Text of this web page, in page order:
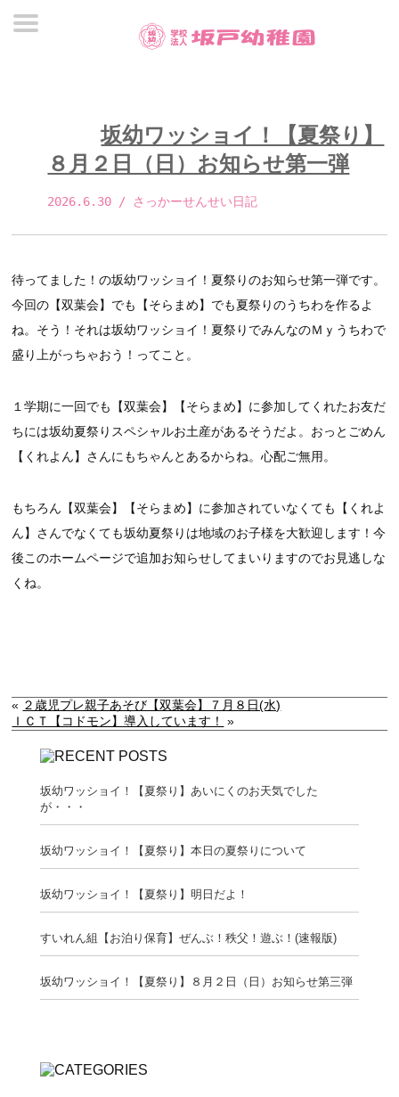
坂幼ワッショイ！【夏祭り】
８月２日（日）お知らせ第一弾
2026.6.30 / さっかーせんせい日記
待ってました！の坂幼ワッショイ！夏祭りのお知らせ第一弾です。
今回の【双葉会】でも【そらまめ】でも夏祭りのうちわを作るよ
ね。そう！それは坂幼ワッショイ！夏祭りでみんなのＭｙうちわで
盛り上がっちゃおう！ってこと。
１学期に一回でも【双葉会】【そらまめ】に参加してくれたお友だ
ちには坂幼夏祭りスペシャルお土産があるそうだよ。おっとごめん
【くれよん】さんにもちゃんとあるからね。心配ご無用。
もちろん【双葉会】【そらまめ】に参加されていなくても【くれよ
ん】さんでなくても坂幼夏祭りは地域のお子様を大歓迎します！今
後このホームページで追加お知らせしてまいりますのでお見逃しな
くね。
« ２歳児プレ親子あそび【双葉会】７月８日(水)
ＩＣＴ【コドモン】導入しています！
»
坂幼ワッショイ！【夏祭り】あいにくのお天気でした
が・・・
坂幼ワッショイ！【夏祭り】本日の夏祭りについて
坂幼ワッショイ！【夏祭り】明日だよ！
すいれん組【お泊り保育】ぜんぶ！秩父！遊ぶ！(速報版)
坂幼ワッショイ！【夏祭り】８月２日（日）お知らせ第三弾